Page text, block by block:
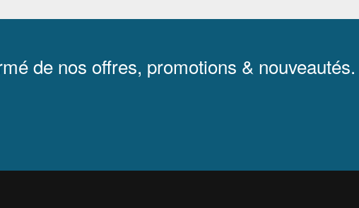
de nos offres, promotions & nouveautés.